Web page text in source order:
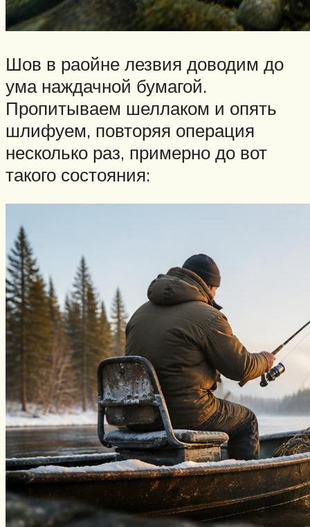
Шов в раойне лезвия доводим до
ума наждачной бумагой.
Пропитываем шеллаком и опять
шлифуем, повторяя операция
несколько раз, примерно до вот
такого состояния: